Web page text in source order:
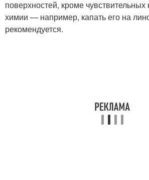
поверхностей, кроме чувствительных
химии — например, капать его на
рекомендуется.